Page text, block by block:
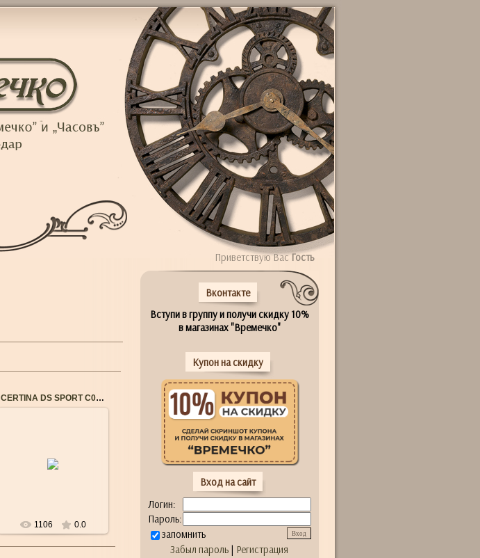
CERTINA DS SPORT C0274171105700
Механизм: Швейцарский
кварцевый
1106 0.0
Приветствую ВасГость
Вконтакте
Вступи в группу и получи скидку 10%
в магазинах "Времечко"
Купон на скидку
Вход на сайт
Логин:
Пароль:
запомнить
Забыл пароль | Регистрация